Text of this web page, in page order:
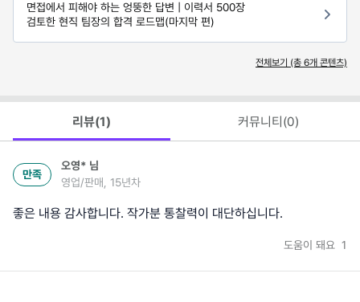
면접에서 피해야 하는 엉뚱한 답변 | 이력서 500장
검토한 현직 팀장의 합격 로드맵(마지막 편)
전체보기 (총 6개 콘텐츠)
리뷰(1) 커뮤니티(0)
만족
오영* 님
영업/판매, 15년차
좋은 내용 감사합니다. 작가분 통찰력이 대단하십니다.
도움이 돼요 1